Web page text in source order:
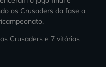
os Crusaders da fase a
Crusaders e 7 vitórias